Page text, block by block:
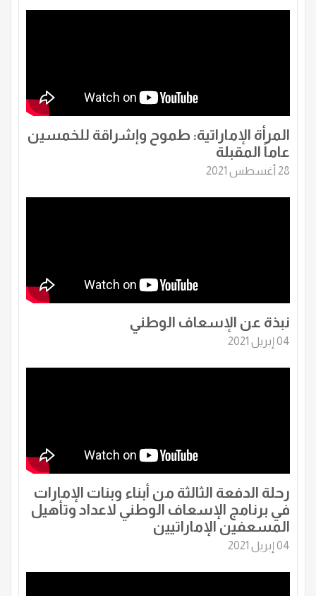
المرأة الإماراتية: طموح وإشراقة للخمسين
عاماً المقبلة
28 أغسطس 2021
نبذة عن الإسعاف الوطني
04 إبريل 2021
رحلة الدفعة الثالثة من أبناء وبنات الإمارات
في برنامج الإسعاف الوطني لاعداد وتأهيل
المسعفين الإماراتيين
04 إبريل 2021